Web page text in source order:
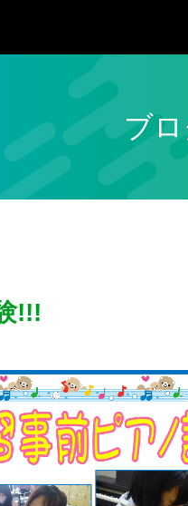
ブ
!!!